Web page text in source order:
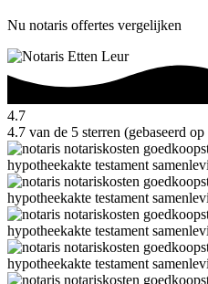
Nu notaris offertes vergelijken
4.7
4.7 van de 5 sterren (gebaseerd op